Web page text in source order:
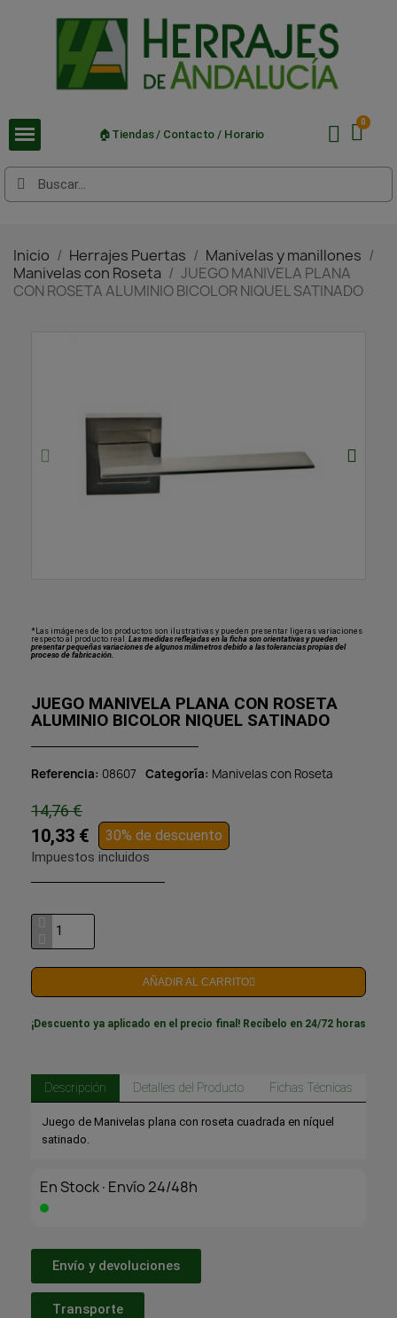
🏠Tiendas / Contacto / Horario
Inicio Herrajes Puertas
Manivelas y manillones
Manivelas con Roseta
JUEGO MANIVELA PLANA
CON ROSETA ALUMINIO BICOLOR NIQUEL SATINADO
*Las imágenes de los productos son ilustrativas y pueden presentar ligeras variaciones
respecto al producto real. Las medidas reflejadas en la ficha son orientativas y pueden
presentar pequeñas variaciones de algunos milímetros debido a las tolerancias propias del
proceso de fabricación.
JUEGO MANIVELA PLANA CON ROSETA
ALUMINIO BICOLOR NIQUEL SATINADO
Referencia 08607 Categoría Manivelas con Roseta
14,76 €
10,33 € 30% de descuento
Impuestos incluidos
AÑADIR AL CARRITO
¡Descuento ya aplicado en el precio final! Recíbelo en 24/72 horas
Descripción Detalles del Producto Fichas Técnicas
Juego de Manivelas plana con roseta cuadrada en níquel
satinado.
En Stock·Envío 24/48h
Envío y devoluciones
Transporte